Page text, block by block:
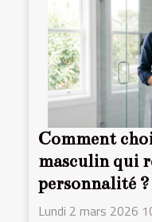
Comment
masculin qui
personnalité ?
Lundi 2 mars 2026